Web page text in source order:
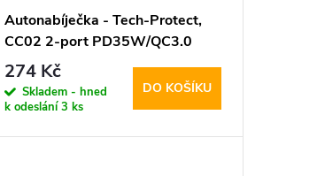
Autonabíječka - Tech-Protect,
CC02 2-port PD35W/QC3.0
274 Kč
Skladem - hned
k odeslání3 ks
DO KOŠÍKU